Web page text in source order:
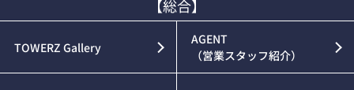
【総合】
TOWERZ Gallery
AGENT
（営業スタッフ紹介）